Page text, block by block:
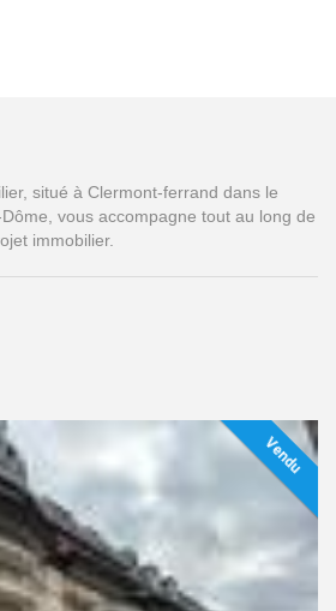
situé à Clermont-ferrand dans le
vous accompagne tout au long de
immobilier.
Vendu